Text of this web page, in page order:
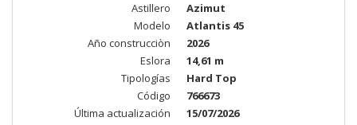
Astillero
Azimut
Modelo
Atlantis 45
Año construcciòn
2026
Eslora
14,61 m
Tipologías
Hard Top
Código
766673
Última actualización
15/07/2026